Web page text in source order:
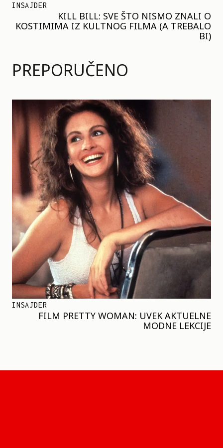
INSAJDER
KILL BILL: SVE ŠTO NISMO ZNALI O
KOSTIMIMA IZ KULTNOG FILMA (A TREBALO
BI)
PREPORUČENO
INSAJDER
FILM PRETTY WOMAN: UVEK AKTUELNE
MODNE LEKCIJE